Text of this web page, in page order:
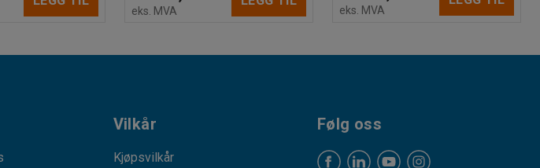
eks. MVA eks. MVA
Vilkår
Kjøpsvilkår
Følg oss